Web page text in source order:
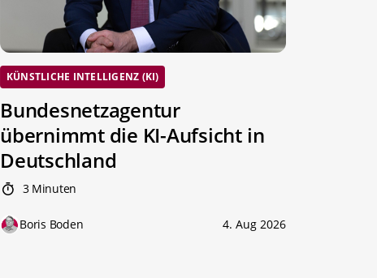
KÜNSTLICHE INTELLIGENZ (KI)
Bundesnetzagentur
übernimmt die KI-Aufsicht in
Deutschland
3 Minuten
Boris Boden 4. Aug 2026